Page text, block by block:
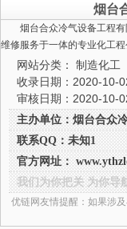
烟台
烟台合众冷气设备工程
维修服务于一体的专业化工程
网站分类： 制造化工
收录日期：2020-10-
审核日期：2020-10-
主办单位：烟台合众
联系QQ：未知1
官方网址：
我们为你把关 为你导
优链网友情提醒：如果涉